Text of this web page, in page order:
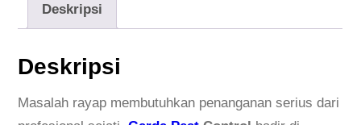
a
g
S
Deskripsi
Deskripsi
Masalah rayap membutuhkan penanganan serius dari